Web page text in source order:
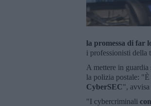
la promessa di far
i professionisti della
A mettere in
la polizia postale: "È
CyberSEC",
"I cybercriminali